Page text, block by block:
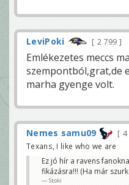
LeviPoki 2 799
Emlékezetes meccs
szempontból,grat,de
marha gyenge volt.
Nemes samu09 4
Texans, I like who we are
Ez jó hír a ravens
fikázásra!!! (Ha már
Stoki